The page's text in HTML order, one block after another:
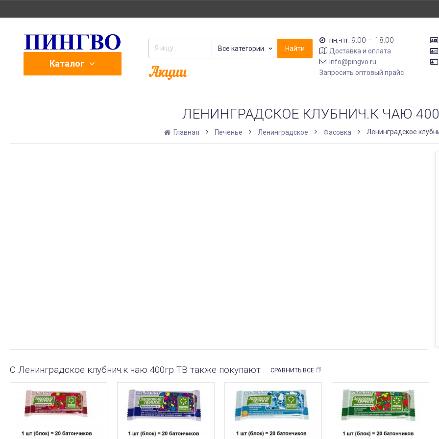
Каталог
Все категории Найти
пн.-пт. 9:00 – 18:00
Доставка и оплата
info@pingvo.ru
Запросить оптовый прайс
ЛЕНИНГРАДСКОЕ КЛУБНИЧ.К ЧАЮ
Главная Печенье Ленинградское Фасовка Ленинградское
С Ленинградское клубнич.к чаю 400гр ТВ также покупают СРАВНИТЬ ВСЕ